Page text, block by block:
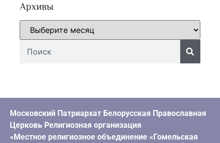
Архивы
Московский Патриархат Белорусская Православная
Церковь Религиозная организация
«Местное религиозное объединение «Гомельская